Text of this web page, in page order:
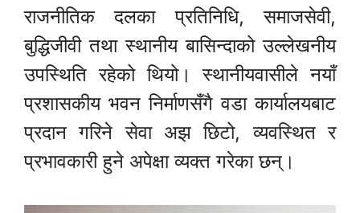
राजनीतिक दलका प्रतिनिधि, समाजसेवी,
बुद्धिजीवी तथा स्थानीय बासिन्दाको उल्लेखनीय
उपस्थिति रहेको थियो। स्थानीयवासीले नयाँ
प्रशासकीय भवन निर्माणसँगै वडा कार्यालयबाट
प्रदान गरिने सेवा अझ छिटो, व्यवस्थित र
प्रभावकारी हुने अपेक्षा व्यक्त गरेका छन्।